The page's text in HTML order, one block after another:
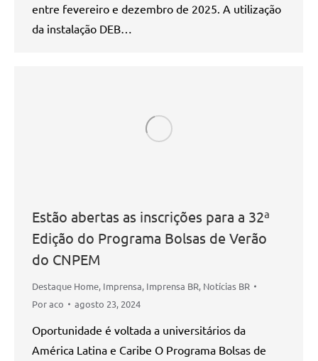
entre fevereiro e dezembro de 2025. A utilização
da instalação DEB…
Estão abertas as inscrições para a 32ª
Edição do Programa Bolsas de Verão
do CNPEM
Destaque Home, Imprensa, Imprensa BR, Notícias BR
Poraco agosto 23, 2024
Oportunidade é voltada a universitários da
América Latina e Caribe O Programa Bolsas de